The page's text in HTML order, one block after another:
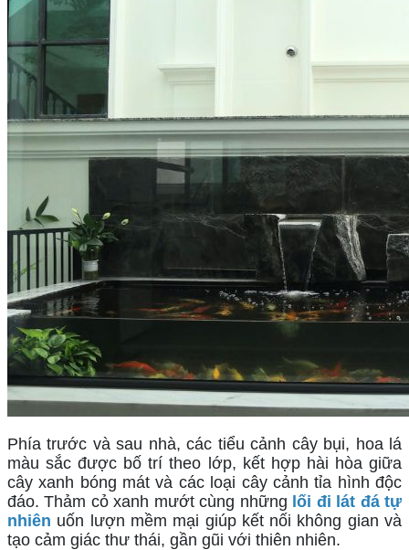
Phía trước và sau nhà, các tiểu cảnh cây bụi, hoa lá
màu sắc được bố trí theo lớp, kết hợp hài hòa giữa
cây xanh bóng mát và các loại cây cảnh tỉa hình độc
đáo. Thảm cỏ xanh mướt cùng những lối đi lát đá tự
nhiên uốn lượn mềm mại giúp kết nối không gian và
tạo cảm giác thư thái, gần gũi với thiên nhiên.